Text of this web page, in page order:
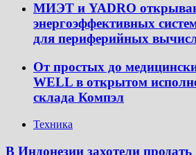
МИЭТ и YADRO
энергоэффективных
для периферийных
От простых до
WELL в открытом
склада Компэл
Техника
В Индонезии захотели продать